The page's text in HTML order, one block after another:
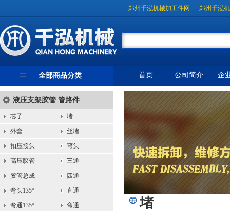
郑州千泓机械加工件网 郑州千泓
全部商品分类
液压支架胶管 管路件
芯子 堵
外套 丝堵
扣压接头 弯头
高压胶管 三通
胶管总成 四通
弯头135° 直通
弯通135° 弯通
首页 公司简介 企
堵